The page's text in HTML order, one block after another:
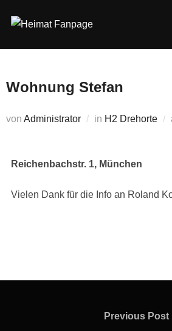
Inhalt
Wohnung Stefan
von Administrator in H2 Drehorte
Reichenbachstr. 1, München
Vielen Dank für die Info an Roland
Previous
Previous Post